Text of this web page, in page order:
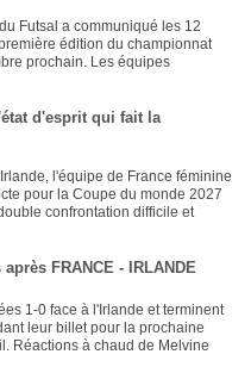
Futsal a communiqué les 12
édition du championnat
prochain. Les équipes
d'esprit qui fait la
l'équipe de France féminine
pour la Coupe du monde 2027
confrontation difficile et
FRANCE - IRLANDE
1-0 face à l'Irlande et terminent
leur billet pour la prochaine
Réactions à chaud de Melvine